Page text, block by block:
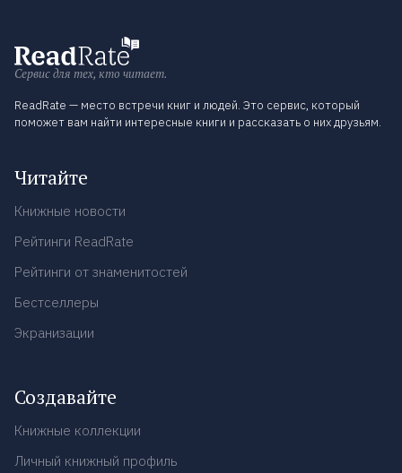
Сервис для тех, кто читает.
ReadRate — место встречи книг и людей. Это сервис, который
поможет вам найти интересные книги и рассказать о них друзьям.
Читайте
Книжные новости
Рейтинги ReadRate
Рейтинги от знаменитостей
Бестселлеры
Экранизации
Создавайте
Книжные коллекции
Личный книжный профиль